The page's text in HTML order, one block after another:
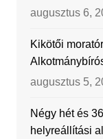
augusztus 6,
Kikötői
augusztus 5,
Négy hét és
helyreállítási